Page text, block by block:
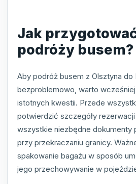
Jak
podróży busem?
Aby podróż busem z Olsztyna do
bezproblemowo, warto
istotnych kwestii. Przede
potwierdzić szczegóły
wszystkie niezbędne dokumenty
przy przekraczaniu granicy.
spakowanie bagażu w sposób
jego przechowywanie w